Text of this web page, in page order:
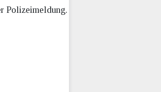
Polizeimeldung.